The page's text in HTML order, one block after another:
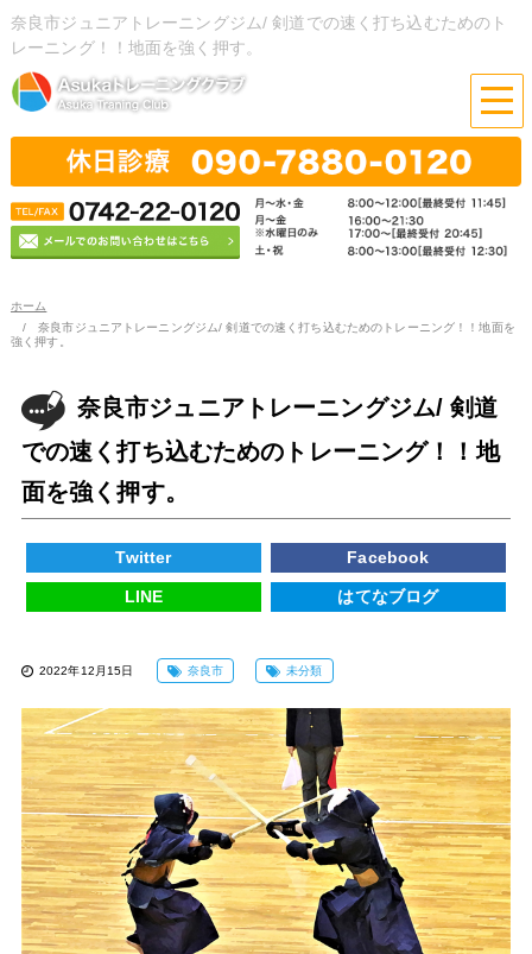
奈良市ジュニアトレーニングジム/ 剣道での速く打ち込むためのト
レーニング！！地面を強く押す。
ホーム
奈良市ジュニアトレーニングジム/ 剣道での速く打ち込むためのトレーニング！！地面を
強く押す。
奈良市ジュニアトレーニングジム/ 剣道
での速く打ち込むためのトレーニング！！地
面を強く押す。
Twitter Facebook
LINE はてなブログ
2022年12月15日 奈良市 未分類